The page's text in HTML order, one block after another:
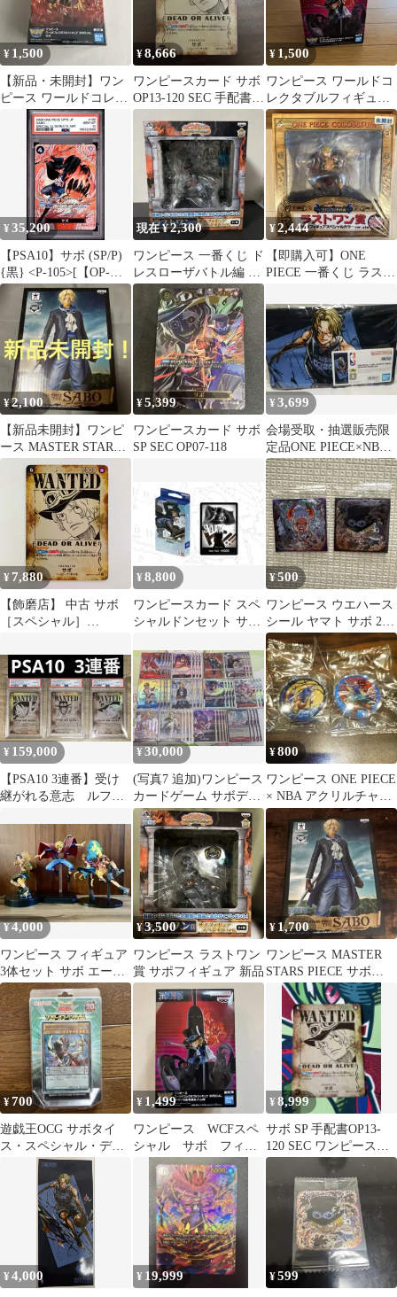
¥ 1,500
【新品・未開封】ワン
ピース ワールドコレク
タブルフィギュア
SPECIAL サボ
¥8,666
ワンピースカード サボ
OP13-120 SEC 手配書
SP
¥1,500
ワンピース ワールドコ
レクタブルフィギュア
サボ
¥35,200
【PSA10】サボ (SP/P)
{黒} <P-105>[【OP-
15】ブースターパック
神の島の冒険] SPパラ
レル
現在 ¥2,300
ワンピース 一番くじ ド
レスローザバトル編 ラ
ストワン賞 サボフィギ
¥2,444
【即購入可】ONE
PIECE 一番くじ ラスト
¥2,100
【新品未開封】ワンピ
ース MASTER STARS
PIECE サボ
¥5,399
ワンピースカード サボ
SP SEC OP07-118
¥3,699
会場受取・抽選販売限
定品ONE PIECE×NBA
スポーツタオル サボ バ
スケ
¥ 7,880
【飾磨店】 中古 サボ
［スペシャル］
¥8,800
ワンピースカード スペ
シャルドンセット サボ
¥500
ワンピース ウエハース
シール ヤマト サボ 2枚
セット
¥ 159,000
【PSA10 3連番】受け
継がれる意志 ルフ
¥30,000
(写真7 追加)ワンピース
カードゲーム サボデッ
キ パーツセット
¥800
ワンピース ONE PIECE
× NBA アクリルチャー
ム サボ エネル
¥4,000
ワンピース フィギュア
3体セット サボ エース
マルコ
¥3,500
ワンピース ラストワン
賞 サポフィギュア 新品
¥ 1,700
ワンピース MASTER
STARS PIECE サボ
SPECIAL ver
¥700
遊戯王OCG サボタイ
ス・スペシャル・デモ
ンストレーション
¥ 1,499
ワンピース WCFスペ
シャル サボ フィギ
ュア
¥8,999
サボ SP 手配書OP13-
120 SEC ワンピースカ
ード 神速の拳
¥4,000 ¥ 19,999 ¥599